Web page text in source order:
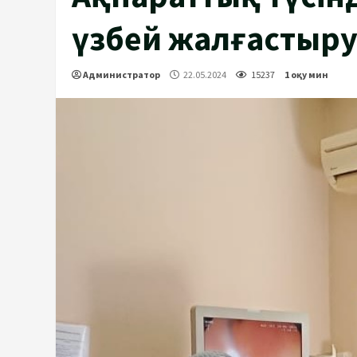
үзбей
Администратор 22.05.2024 15237 1 оқу мин